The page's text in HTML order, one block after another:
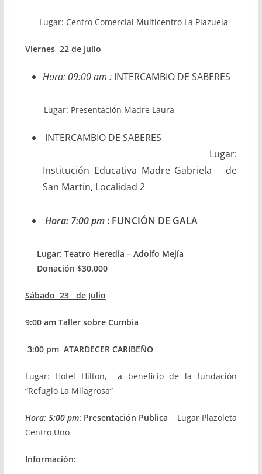
Lugar: Centro Comercial Multicentro La Plazuela
Viernes 22 de Julio
Hora: 09:00 am : INTERCAMBIO DE SABERES
Lugar: Presentación Madre Laura
INTERCAMBIO DE SABERES
Lugar:
Institución Educativa Madre Gabriela de
San Martín, Localidad 2
Hora: 7:00 pm: FUNCIÓN DE GALA
Lugar: Teatro Heredia – Adolfo Mejía
Donación $30.000
Sábado 23 de Julio
9:00 am Taller sobre Cumbia
3:00 pm ATARDECER CARIBEÑO
Lugar: Hotel Hilton, a beneficio de la fundación
“Refugio La Milagrosa”
Hora: 5:00 pm: Presentación Publica
Lugar Plazoleta
Centro Uno
Información: